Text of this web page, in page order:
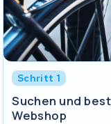
Schritt 1
Suchen und
Webshop